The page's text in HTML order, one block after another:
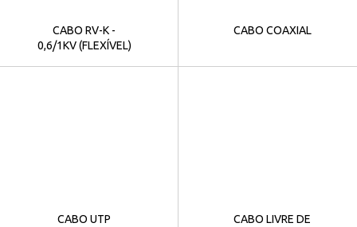
CABO RV-K -
0,6/1KV (FLEXÍVEL)
CABO COAXIAL
CABO UTP
CABO LIVRE DE